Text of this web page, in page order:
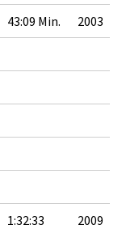
43:09 Min. 2003
1:32:33
2009